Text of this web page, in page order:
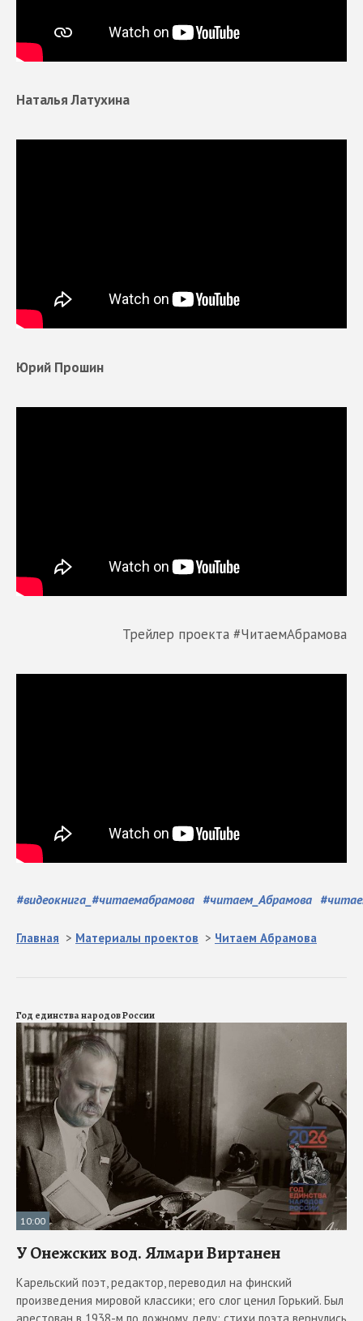
Наталья Латухина
Юрий Прошин
Трейлер проекта #ЧитаемАбрамова
#видеокнига_#читаемабрамова #читаем_Абрамова #
Главная > Материалы проектов > Читаем Абрамова
Год единства народов России
10:00
У Онежских вод. Ялмари Виртанен
Карельский поэт, редактор, переводил на финский
произведения мировой классики; его слог ценил Горький. Был